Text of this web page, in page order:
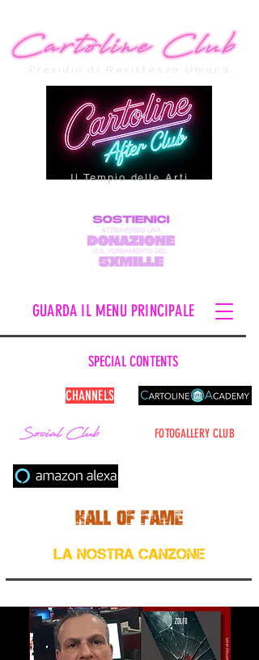
Presidio di Resistenza Umana
Il Tempio delle Arti
FOTOGALLERY CLUB
CHANNELS
GUARDA IL MENU PRINCIPALE
SPECIAL CONTENTS